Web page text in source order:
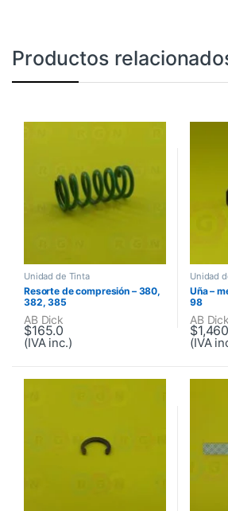
Productos
Unidad de Tinta
Resorte de compresión – 380,
382, 385
AB Dick
$165.0
(IVA inc.)
Unidad
Uña –
98
AB Dick
$
(IVA